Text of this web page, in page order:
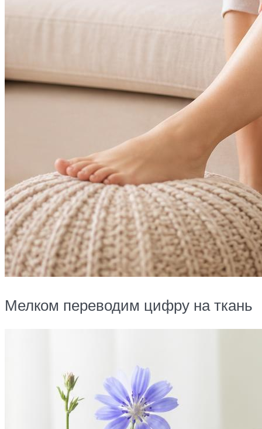
Мелком переводим цифру на ткань